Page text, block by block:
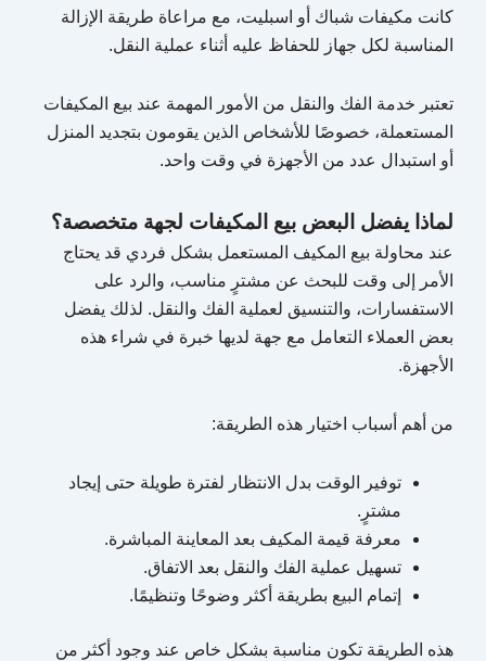
كانت مكيفات شباك أو اسبليت، مع مراعاة طريقة الإزالة
المناسبة لكل جهاز للحفاظ عليه أثناء عملية النقل.
تعتبر خدمة الفك والنقل من الأمور المهمة عند بيع المكيفات
المستعملة، خصوصًا للأشخاص الذين يقومون بتجديد المنزل
أو استبدال عدد من الأجهزة في وقت واحد.
لماذا يفضل البعض بيع المكيفات لجهة متخصصة؟
عند محاولة بيع المكيف المستعمل بشكل فردي قد يحتاج
الأمر إلى وقت للبحث عن مشترٍ مناسب، والرد على
الاستفسارات، والتنسيق لعملية الفك والنقل. لذلك يفضل
بعض العملاء التعامل مع جهة لديها خبرة في شراء هذه
الأجهزة.
من أهم أسباب اختيار هذه الطريقة:
توفير الوقت بدل الانتظار لفترة طويلة حتى إيجاد
مشترٍ.
معرفة قيمة المكيف بعد المعاينة المباشرة.
تسهيل عملية الفك والنقل بعد الاتفاق.
إتمام البيع بطريقة أكثر وضوحًا وتنظيمًا.
هذه الطريقة تكون مناسبة بشكل خاص عند وجود أكثر من